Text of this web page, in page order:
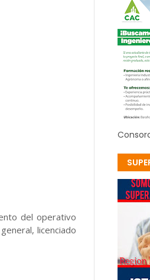
del operativo
licenciado